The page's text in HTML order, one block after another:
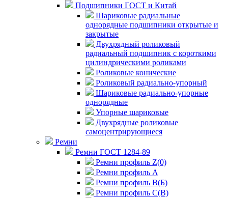
Подшипники ГОСТ и Китай
Шариковые радиальные
однорядные подшипники открытые и
закрытые
Двухрядный роликовый
радиальный подшипник с короткими
цилиндрическими роликами
Роликовые конические
Роликовый радиально-упорный
Шариковые радиально-упорные
однорядные
Упорные шариковые
Двухрядные роликовые
самоцентрирующиеся
Ремни
Ремни ГОСТ 1284-89
Ремни профиль Z(0)
Ремни профиль А
Ремни профиль В(Б)
Ремни профиль С(В)